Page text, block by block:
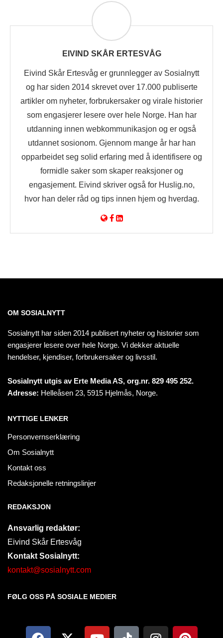
EIVIND SKÅR ERTESVÅG
Eivind Skår Ertesvåg er grunnlegger av Sosialnytt
og har siden 2014 skrevet over 17.000 publiserte
artikler om nyheter, forbrukersaker og virale historier
som engasjerer lesere over hele Norge. Han har
utdanning innen webkommunikasjon og er også
utdannet sosionom. Gjennom mange år har han
opparbeidet seg solid erfaring med å identifisere og
formidle saker som skaper reaksjoner og
engasjement. Eivind skriver også for Huslig.no,
hvor han deler råd og tips innen hjem og hverdag.
OM SOSIALNYTT
Sosialnytt har siden 2014 publisert nyheter og historier som
engasjerer lesere over hele Norge. Vi dekker aktuelle
hendelser, kjendiser, forbrukersaker og livsstil.
Sosialnytt utgis av Erte Media AS, org.nr. 829 495 252.
Adresse: Helleåsen 23, 5915 Hjelmås, Norge.
NYTTIGE LENKER
Personvernserklæring
Om Sosialnytt
Kontakt oss
Redaksjonelle retningslinjer
REDAKSJON
Ansvarlig redaktør:
Eivind Skår Ertesvåg
Kontakt Sosialnytt:
kontakt@sosialnytt.com
FØLG OSS PÅ SOSIALE MEDIER​